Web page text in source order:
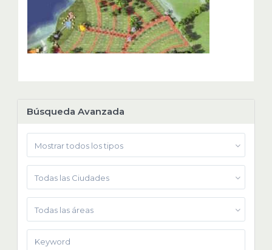
Búsqueda Avanzada
Mostrar todos los tipos
Todas las Ciudades
Todas las áreas